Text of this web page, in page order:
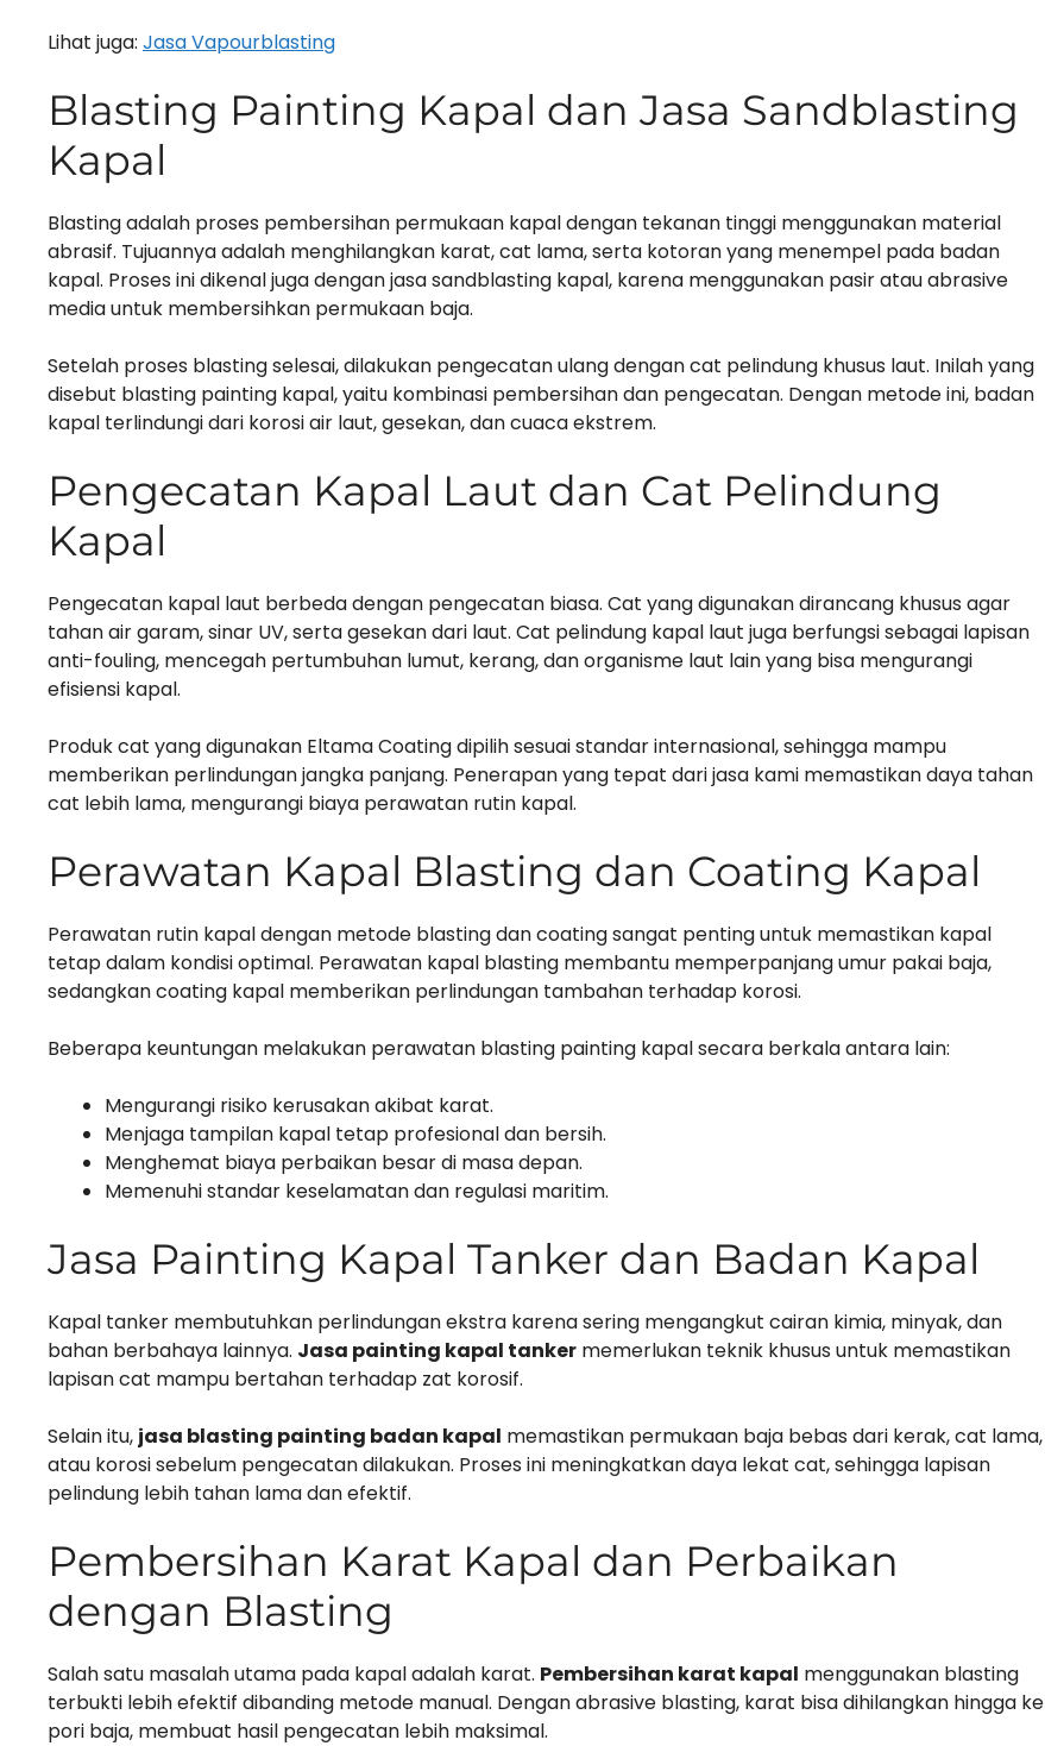
Lihat juga: Jasa Vapourblasting
Blasting Painting Kapal dan Jasa Sandblasting
Kapal
Blasting adalah proses pembersihan permukaan kapal dengan tekanan tinggi menggunakan material
abrasif. Tujuannya adalah menghilangkan karat, cat lama, serta kotoran yang menempel pada badan
kapal. Proses ini dikenal juga dengan jasa sandblasting kapal, karena menggunakan pasir atau abrasive
media untuk membersihkan permukaan baja.
Setelah proses blasting selesai, dilakukan pengecatan ulang dengan cat pelindung khusus laut. Inilah yang
disebut blasting painting kapal, yaitu kombinasi pembersihan dan pengecatan. Dengan metode ini, badan
kapal terlindungi dari korosi air laut, gesekan, dan cuaca ekstrem.
Pengecatan Kapal Laut dan Cat Pelindung
Kapal
Pengecatan kapal laut berbeda dengan pengecatan biasa. Cat yang digunakan dirancang khusus agar
tahan air garam, sinar UV, serta gesekan dari laut. Cat pelindung kapal laut juga berfungsi sebagai lapisan
anti-fouling, mencegah pertumbuhan lumut, kerang, dan organisme laut lain yang bisa mengurangi
efisiensi kapal.
Produk cat yang digunakan Eltama Coating dipilih sesuai standar internasional, sehingga mampu
memberikan perlindungan jangka panjang. Penerapan yang tepat dari jasa kami memastikan daya tahan
cat lebih lama, mengurangi biaya perawatan rutin kapal.
Perawatan Kapal Blasting dan Coating Kapal
Perawatan rutin kapal dengan metode blasting dan coating sangat penting untuk memastikan kapal
tetap dalam kondisi optimal. Perawatan kapal blasting membantu memperpanjang umur pakai baja,
sedangkan coating kapal memberikan perlindungan tambahan terhadap korosi.
Beberapa keuntungan melakukan perawatan blasting painting kapal secara berkala antara lain:
Mengurangi risiko kerusakan akibat karat.
Menjaga tampilan kapal tetap profesional dan bersih.
Menghemat biaya perbaikan besar di masa depan.
Memenuhi standar keselamatan dan regulasi maritim.
Jasa Painting Kapal Tanker dan Badan Kapal
Kapal tanker membutuhkan perlindungan ekstra karena sering mengangkut cairan kimia, minyak, dan
bahan berbahaya lainnya. Jasa painting kapal tanker memerlukan teknik khusus untuk memastikan
lapisan cat mampu bertahan terhadap zat korosif.
Selain itu, jasa blasting painting badan kapal memastikan permukaan baja bebas dari kerak, cat lama,
atau korosi sebelum pengecatan dilakukan. Proses ini meningkatkan daya lekat cat, sehingga lapisan
pelindung lebih tahan lama dan efektif.
Pembersihan Karat Kapal dan Perbaikan
dengan Blasting
Salah satu masalah utama pada kapal adalah karat. Pembersihan karat kapal menggunakan blasting
terbukti lebih efektif dibanding metode manual. Dengan abrasive blasting, karat bisa dihilangkan hingga ke
pori baja, membuat hasil pengecatan lebih maksimal.